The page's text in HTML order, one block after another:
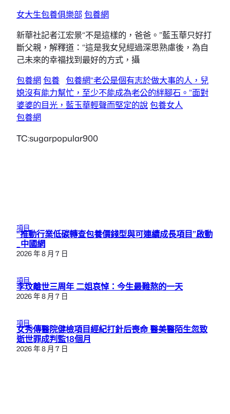
女大生包養俱樂部包養網
新華社記者江宏景“不是這樣的，爸爸。”藍玉華只好打
斷父親，解釋道：“這是我女兒經過深思熟慮後，為自
己未來的幸福找到最好的方式，攝
包養網包養 包養網“老公是個有志於做大事的人，兒
媳沒有能力幫忙，至少不能成為老公的絆腳石。”面對
婆婆的目光，藍玉華輕聲而堅定的說包養女人
包養網
TC:sugarpopular900
項目
“推動行業低碳轉查包養價錢型與可連續成長項目”啟動
_中國網
2026 年 8 月 7 日
項目
李玟離世三周年 二姐哀悼：今生最難熬的一天
2026 年 8 月 7 日
項目
女秀傳醫院健檢項目經紀打針后喪命 醫美醫陌生忽致
逝世罪成判監18個月
2026 年 8 月 7 日